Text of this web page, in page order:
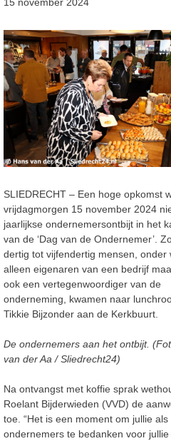
15 november 2024
SLIEDRECHT – Een hoge opkomst
vrijdagmorgen 15 november 2024
jaarlijkse ondernemersontbijt in het
van de ‘Dag van de Ondernemer’.
dertig tot vijfendertig mensen, onder
alleen eigenaren van een bedrijf
ook een vertegenwoordiger van de
onderneming, kwamen naar
Tikkie Bijzonder aan de Kerkbuurt.
De ondernemers aan het ontbijt.
van der Aa / Sliedrecht24)
Na ontvangst met koffie sprak
Roelant Bijderwieden (VVD) de
toe. “Het is een moment om jullie als
ondernemers te bedanken voor jullie